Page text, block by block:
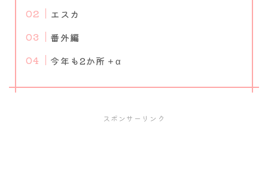
エスカ
番外編
今年も2か所＋α
スポンサーリンク